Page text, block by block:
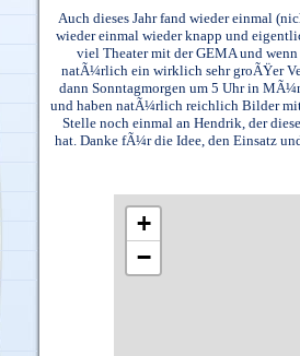
Auch dieses Jahr fand wieder einmal
wieder einmal wieder knapp und
viel Theater mit der GEMA und
natÃ¼rlich ein wirklich sehr groÃŸer
dann Sonntagmorgen um 5 Uhr in
und haben natÃ¼rlich reichlich Bilder
Stelle noch einmal an Hendrik, der
hat. Danke fÃ¼r die Idee, den Einsatz
+
−